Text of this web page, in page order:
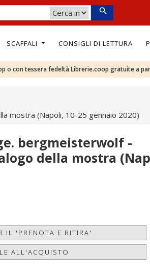
SCAFFALI CONSIGLI DI LETTURA
o con tessera fedeltà Librerie.coop gratuite a
mostra (Napoli, 10-25 gennaio 2020)
bergmeisterwolf -
della mostra
IL 'PRENOTA E RITIRA'
ALL'ACQUISTO